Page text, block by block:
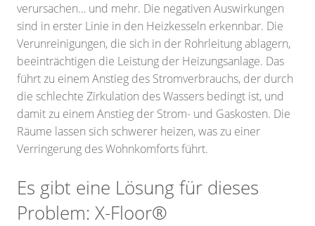
verursachen… und mehr. Die negativen Auswirkungen
sind in erster Linie in den Heizkesseln erkennbar. Die
Verunreinigungen, die sich in der Rohrleitung ablagern,
beeinträchtigen die Leistung der Heizungsanlage. Das
führt zu einem Anstieg des Stromverbrauchs, der durch
die schlechte Zirkulation des Wassers bedingt ist, und
damit zu einem Anstieg der Strom- und Gaskosten. Die
Räume lassen sich schwerer heizen, was zu einer
Verringerung des Wohnkomforts führt.
Es gibt eine Lösung für dieses
Problem: X-Floor®